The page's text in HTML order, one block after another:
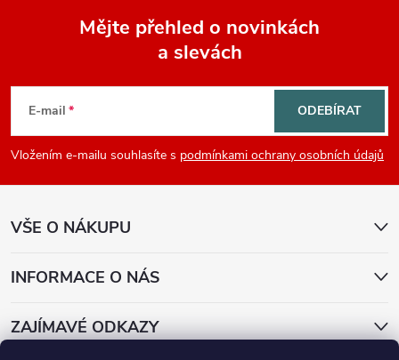
p
a
Mějte přehled o novinkách
a slevách
E-mail
Vložením e-mailu souhlasíte s podmínkami ochrany osobních údajů
ODEBÍRAT
VŠE O NÁKUPU
INFORMACE O NÁS
ZAJÍMAVÉ ODKAZY